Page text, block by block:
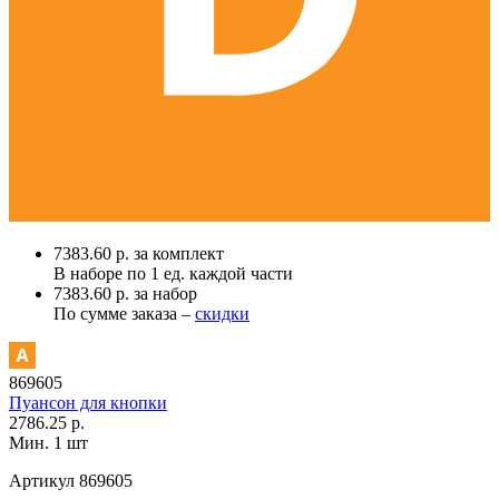
7383.60 р. за комплект
В наборе по 1 ед. каждой части
7383.60 р. за набор
По сумме заказа – скидки
869605
Пуансон для кнопки
2786.25 р.
Мин. 1 шт
Артикул 869605